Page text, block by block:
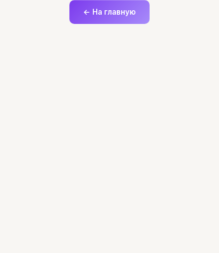
← На главную